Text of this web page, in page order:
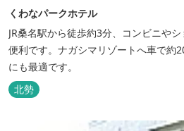
くわなパークホテル
JR桑名駅から徒歩約3分、コンビニや
便利です。ナガシマリゾートへ車で約
にも最適です。
北勢